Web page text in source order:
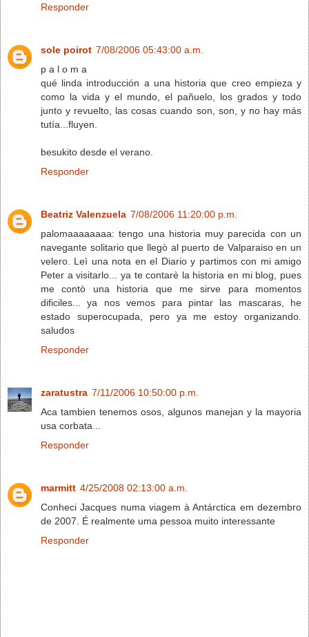
Responder
sole poirot 7/08/2006 05:43:00 a.m.
p a l o m a
qué linda introducción a una historia que creo empieza y
como la vida y el mundo, el pañuelo, los grados y todo
junto y revuelto, las cosas cuando son, son, y no hay más
tutía...fluyen.
besukito desde el verano.
Responder
Beatriz Valenzuela 7/08/2006 11:20:00 p.m.
palomaaaaaaaa: tengo una historia muy parecida con un
navegante solitario que llegò al puerto de Valparaiso en un
velero. Leì una nota en el Diario y partimos con mi amigo
Peter a visitarlo... ya te contarè la historia en mi blog, pues
me contò una historia que me sirve para momentos
dificiles... ya nos vemos para pintar las mascaras, he
estado superocupada, pero ya me estoy organizando.
saludos
Responder
zaratustra 7/11/2006 10:50:00 p.m.
Aca tambien tenemos osos, algunos manejan y la mayoria
usa corbata...
Responder
marmitt 4/25/2008 02:13:00 a.m.
Conheci Jacques numa viagem à Antárctica em dezembro
de 2007. É realmente uma pessoa muito interessante
Responder